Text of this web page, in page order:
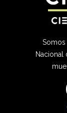
Somos
Nacional